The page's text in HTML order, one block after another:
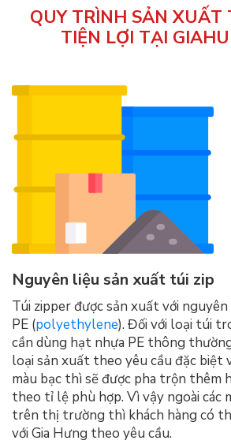
QUY TRÌNH SẢN XUẤT
TIỆN LỢI TẠI
Nguyên liệu sản xuất túi zip
Túi zipper được sản xuất với
PE (polyethylene). Đối với loại túi
cần dùng hạt nhựa PE thông
loại sản xuất theo yêu cầu đặc biệt
màu bạc thì sẽ được pha trộn thêm
theo tỉ lệ phù hợp. Vì vậy ngoài các
trên thị trường thì khách hàng có
với Gia Hưng theo yêu cầu.